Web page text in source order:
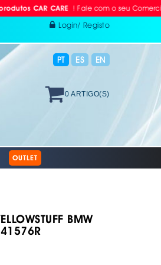
CARE! Fale com o seu Comercial ou
Login/ Registo
PT ES EN
0 ARTIGO(S)
INDIVIDUAL
OUTLET
RETRORREFLECTORAS
BMW